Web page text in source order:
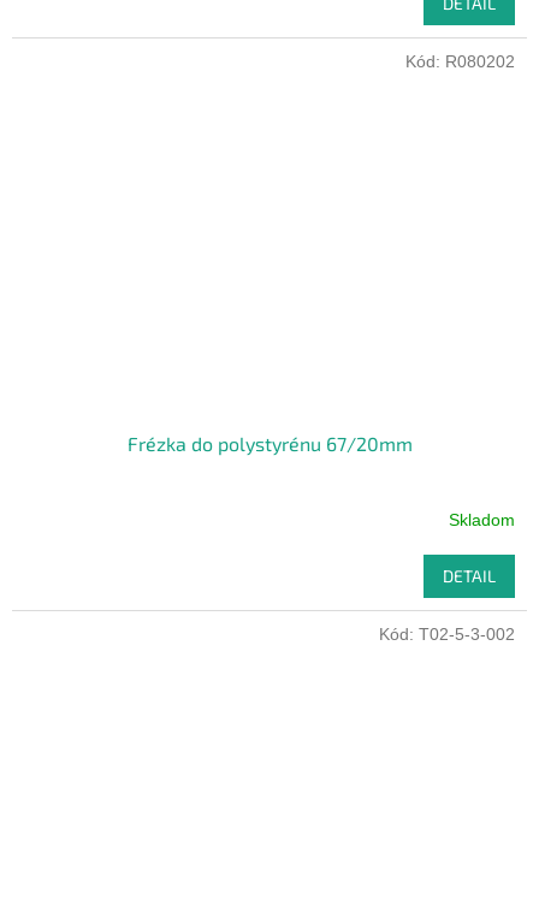
Frézka do polystyrénu 67/20mm
Skladom
DETAIL
Kód: R080202
Kód: T02-5-3-002